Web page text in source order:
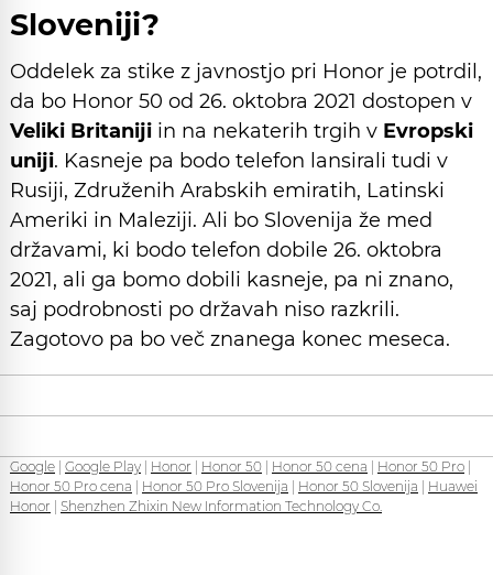
Sloveniji?
Oddelek za stike z javnostjo pri Honor je potrdil,
da bo Honor 50 od 26. oktobra 2021 dostopen v
Veliki Britaniji in na nekaterih trgih v Evropski
uniji. Kasneje pa bodo telefon lansirali tudi v
Rusiji, Združenih Arabskih emiratih, Latinski
Ameriki in Maleziji. Ali bo Slovenija že med
državami, ki bodo telefon dobile 26. oktobra
2021, ali ga bomo dobili kasneje, pa ni znano,
saj podrobnosti po državah niso razkrili.
Zagotovo pa bo več znanega konec meseca.
Google Google Play Honor Honor 50 Honor 50 cena Honor 50 Pro
Honor 50 Pro cena
Honor 50 Pro Slovenija Honor 50 Slovenija
Huawei
Honor
Shenzhen Zhixin New Information Technology Co.